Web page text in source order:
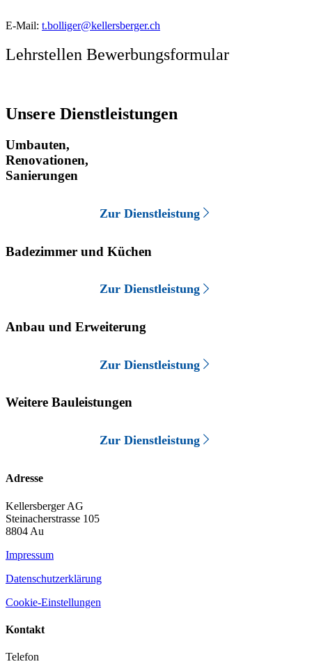
E-Mail: t.bolliger@kellersberger.ch
Lehrstellen Bewerbungsformular
Unsere Dienstleistungen
Umbauten,
Renovationen,
Sanierungen
Zur Dienstleistung
Badezimmer und Küchen
Zur Dienstleistung
Anbau und Erweiterung
Zur Dienstleistung
Weitere Bauleistungen
Zur Dienstleistung
Adresse
Kellersberger AG
Steinacherstrasse 105
8804 Au
Impressum
Datenschutzerklärung
Cookie-Einstellungen
Kontakt
Telefon